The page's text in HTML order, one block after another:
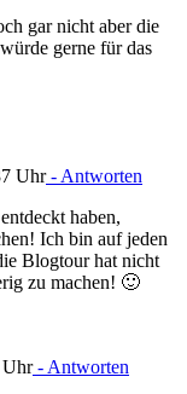
gar nicht aber die
gerne für das
Uhr- Antworten
haben,
Ich bin auf jeden
Blogtour hat nicht
zu machen! 🙂
Uhr- Antworten